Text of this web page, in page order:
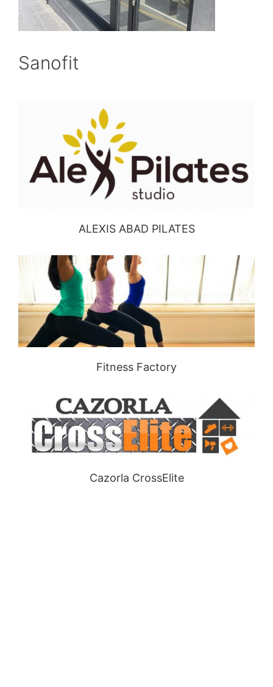
Sanofit
ALEXIS ABAD PILATES
Fitness Factory
Cazorla CrossElite